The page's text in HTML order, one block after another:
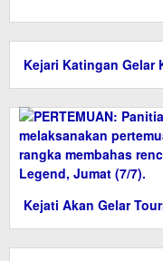
Kejari Katingan Gelar
Kejati Akan Gelar